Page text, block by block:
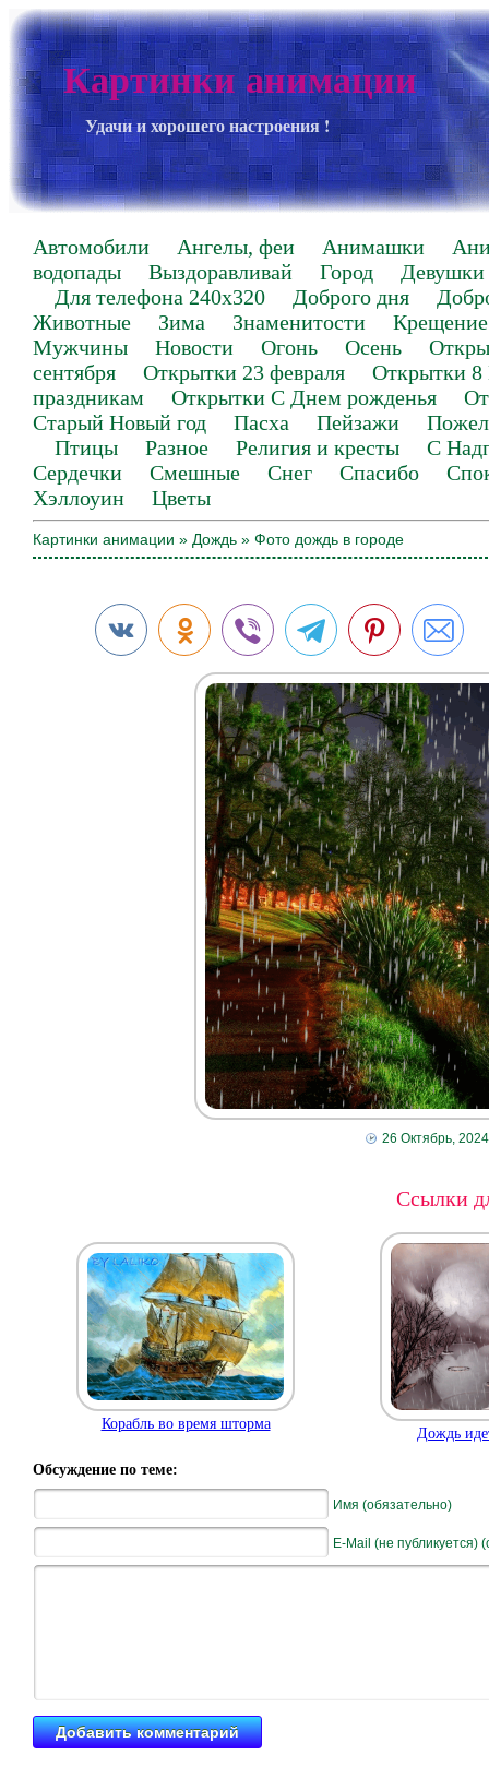
Картинки анимации
Удачи и хорошего настроения !
Автомобили Ангелы, феи Анимашки
водопады
Выздоравливай Город
Девушки
Для телефона 240х320
Доброго дня
Животные
Зима Знаменитости
Крещение
Мужчины
Новости Огонь Осень
сентября
Открытки 23 февраля
Открытки 8
праздникам
Открытки С Днем рожденья
Старый Новый год
Пасха Пейзажи
Птицы
Разное Религия и кресты
С
Сердечки
Смешные Снег Спасибо
Хэллоуин
Цветы
Картинки анимации » Дождь » Фото дождь в городе
26 Октябрь, 2024
Ссылки
Корабль во время шторма
Дождь
Обсуждение по теме:
Имя (обязательно)
E-Mail (не публикуется)